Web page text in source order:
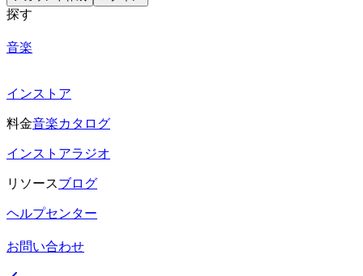
探す
音楽
インストア
料金音楽カタログ
インストアラジオ
リソースブログ
ヘルプセンター
お問い合わせ